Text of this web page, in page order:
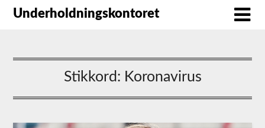
Underholdningskontoret
Stikkord: Koronavirus